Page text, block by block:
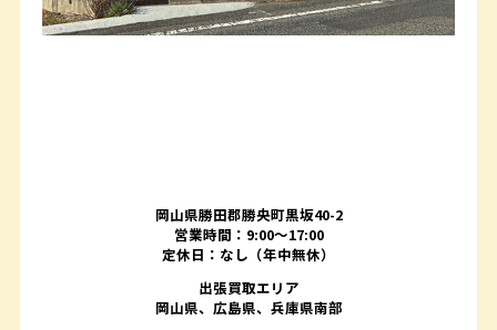
岡山県勝田郡勝央町黒坂40-2
営業時間：9:00～17:00
定休日：なし（年中無休）
出張買取エリア
岡山県、広島県、兵庫県南部